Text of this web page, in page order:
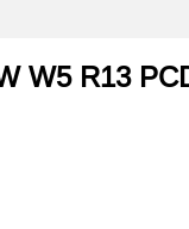
W5 R13